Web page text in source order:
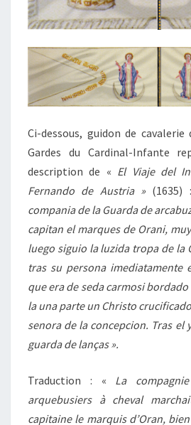
Ci-dessous, guidon de cavalerie
Gardes du Cardinal-Infante
description de « El Viaje del
Fernando de Austria »
compania de la Guarda de
capitan el marques de Orani,
luego siguio la luzida tropa de la
tras su persona imediatamente
que era de seda carmosi
la una parte un Christo
senora de la concepcion. Tras el
guarda de lanças ».
Traduction : « La
arquebusiers à cheval
capitaine le marquis d’Oran,